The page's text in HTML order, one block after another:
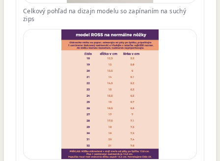
Celkový pohľad na dizajn modelu so zapínaním na suchý
zips